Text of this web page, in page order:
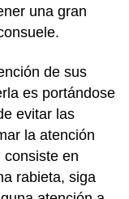
una gran
de sus
es portándose
evitar las
la atención
consiste en
rabieta, siga